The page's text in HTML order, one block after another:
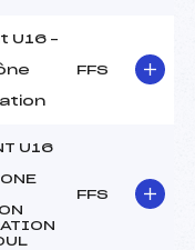
U16 –
FFS
U16
FFS